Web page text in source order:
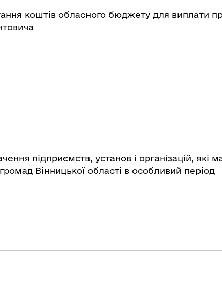
коштів обласного бюджету для виплати
підприємств, установ і організацій,
Вінницької області в особливий період